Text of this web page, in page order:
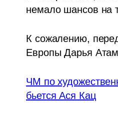
немало шансов на
К сожалению,
Европы Дарья
ЧМ по
бьется Ася Кац